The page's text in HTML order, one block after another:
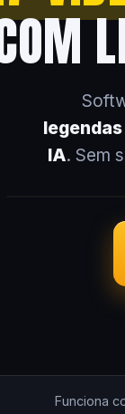
IA. Sem
Funciona